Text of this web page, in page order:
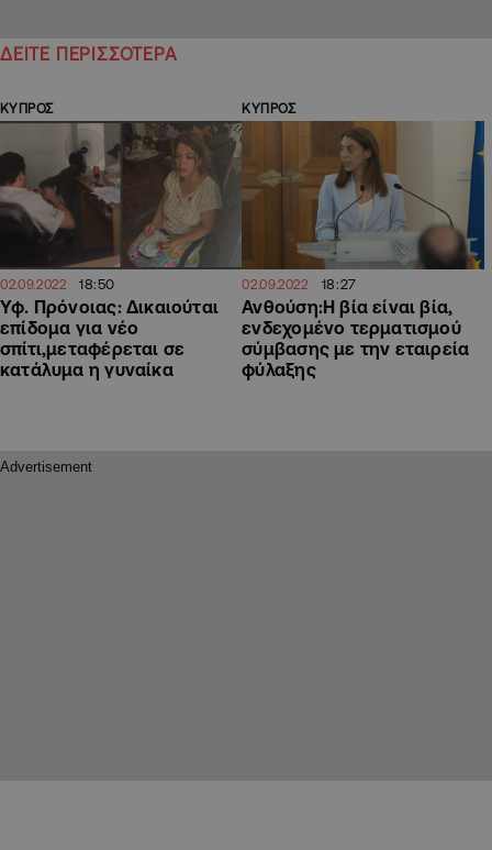
ΔΕΙΤΕ ΠΕΡΙΣΣΟΤΕΡΑ
ΚΥΠΡΟΣ
02.09.2022 18:50
Υφ. Πρόνοιας: Δικαιούται
επίδομα για νέο
σπίτι,μεταφέρεται σε
κατάλυμα η γυναίκα
ΚΥΠΡΟΣ
02.09.2022 18:27
Ανθούση:Η βία είναι βία,
ενδεχομένο τερματισμού
σύμβασης με την εταιρεία
φύλαξης